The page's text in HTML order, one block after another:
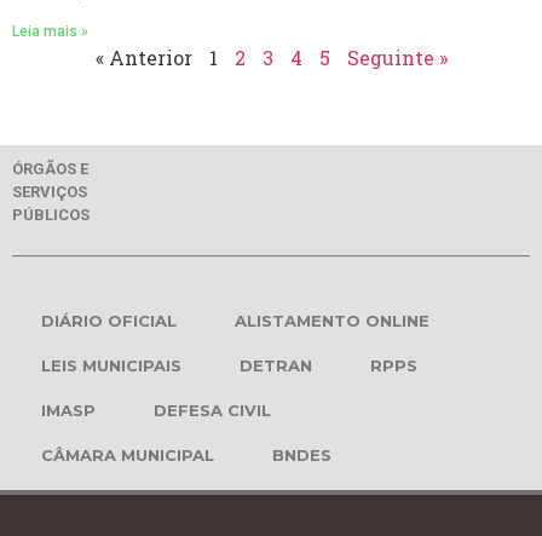
Leia mais »
« Anterior 1 2 3 4 5 Seguinte »
ÓRGÃOS E
SERVIÇOS
PÚBLICOS
DIÁRIO OFICIAL ALISTAMENTO ONLINE
LEIS MUNICIPAIS DETRAN RPPS
IMASP DEFESA CIVIL
CÂMARA MUNICIPAL BNDES